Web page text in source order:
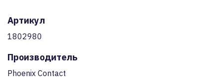
Артикул
1802980
Производитель
Phoenix Contact